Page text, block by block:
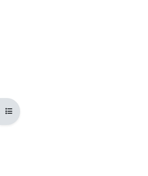
打开课程索引